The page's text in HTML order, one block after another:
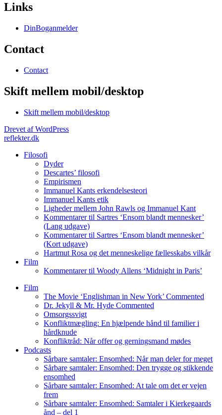
Links
DinBoganmelder
Contact
Contact
Skift mellem mobil/desktop
Skift mellem mobil/desktop
Drevet af WordPress
reflekter.dk
Filosofi
Dyder
Descartes’ filosofi
Empirismen
Immanuel Kants erkendelsesteori
Immanuel Kants etik
Ligheder mellem John Rawls og Immanuel Kant
Kommentarer til Sartres ‘Ensom blandt mennesker’
(Lang udgave)
Kommentarer til Sartres ‘Ensom blandt mennesker’
(Kort udgave)
Hartmut Rosa og det menneskelige fællesskabs vilkår
Film
Kommentarer til Woody Allens ‘Midnight in Paris’
Film
The Movie ‘Englishman in New York’ Commented
Dr. Jekyll & Mr. Hyde Commented
Omsorgssvigt
Konfliktmægling: En hjælpende hånd til familier i
hårdknude
Konfliktråd: Når offer og gerningsmand mødes
Podcasts
Sårbare samtaler: Ensomhed: Når man deler for meget
Sårbare samtaler: Ensomhed: Den trygge og stikkende
ensomhed
Sårbare samtaler: Ensomhed: At tale om det er vejen
frem
Sårbare samtaler: Ensomhed: Samtaler i Kierkegaards
ånd – del 1